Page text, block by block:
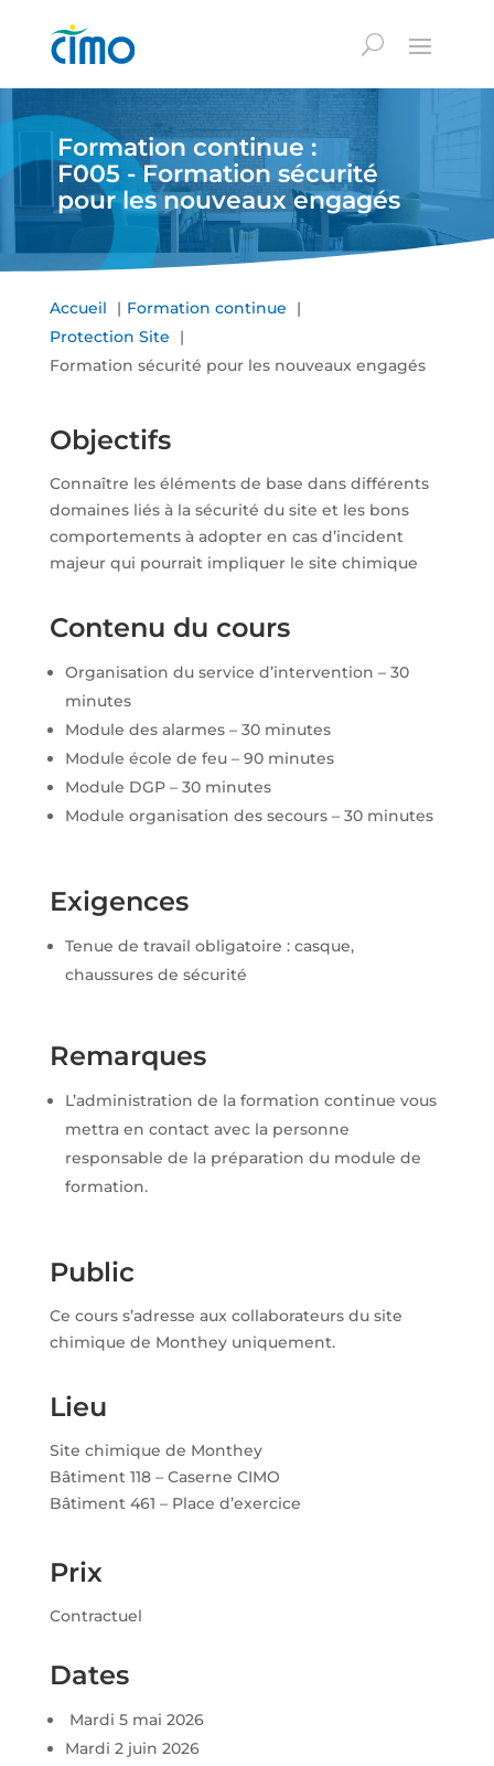
Formation continue :
F005 - Formation sécurité
pour les nouveaux engagés
Accueil
Formation continue
Protection Site
Formation sécurité pour les nouveaux engagés
Objectifs
Connaître les éléments de base dans différents
domaines liés à la sécurité du site et les bons
comportements à adopter en cas d’incident
majeur qui pourrait impliquer le site chimique
Contenu du cours
Organisation du service d’intervention – 30
minutes
Module des alarmes – 30 minutes
Module école de feu – 90 minutes
Module DGP – 30 minutes
Module organisation des secours – 30 minutes
Exigences
Tenue de travail obligatoire : casque,
chaussures de sécurité
Remarques
L’administration de la formation continue vous
mettra en contact avec la personne
responsable de la préparation du module de
formation.
Public
Ce cours s’adresse aux collaborateurs du site
chimique de Monthey uniquement.
Lieu
Site chimique de Monthey
Bâtiment 118 – Caserne CIMO
Bâtiment 461 – Place d’exercice
Prix
Contractuel
Dates
Mardi 5 mai 2026
Mardi 2 juin 2026